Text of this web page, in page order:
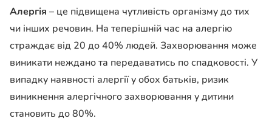
Алергія – це підвищена чутливість організму до тих
чи інших речовин. На теперішній час на алергію
страждає від 20 до 40% людей. Захворювання може
виникати неждано та передаватись по спадковості. У
випадку наявності алергії у обох батьків, ризик
виникнення алергічного захворювання у дитини
становить до 80%.